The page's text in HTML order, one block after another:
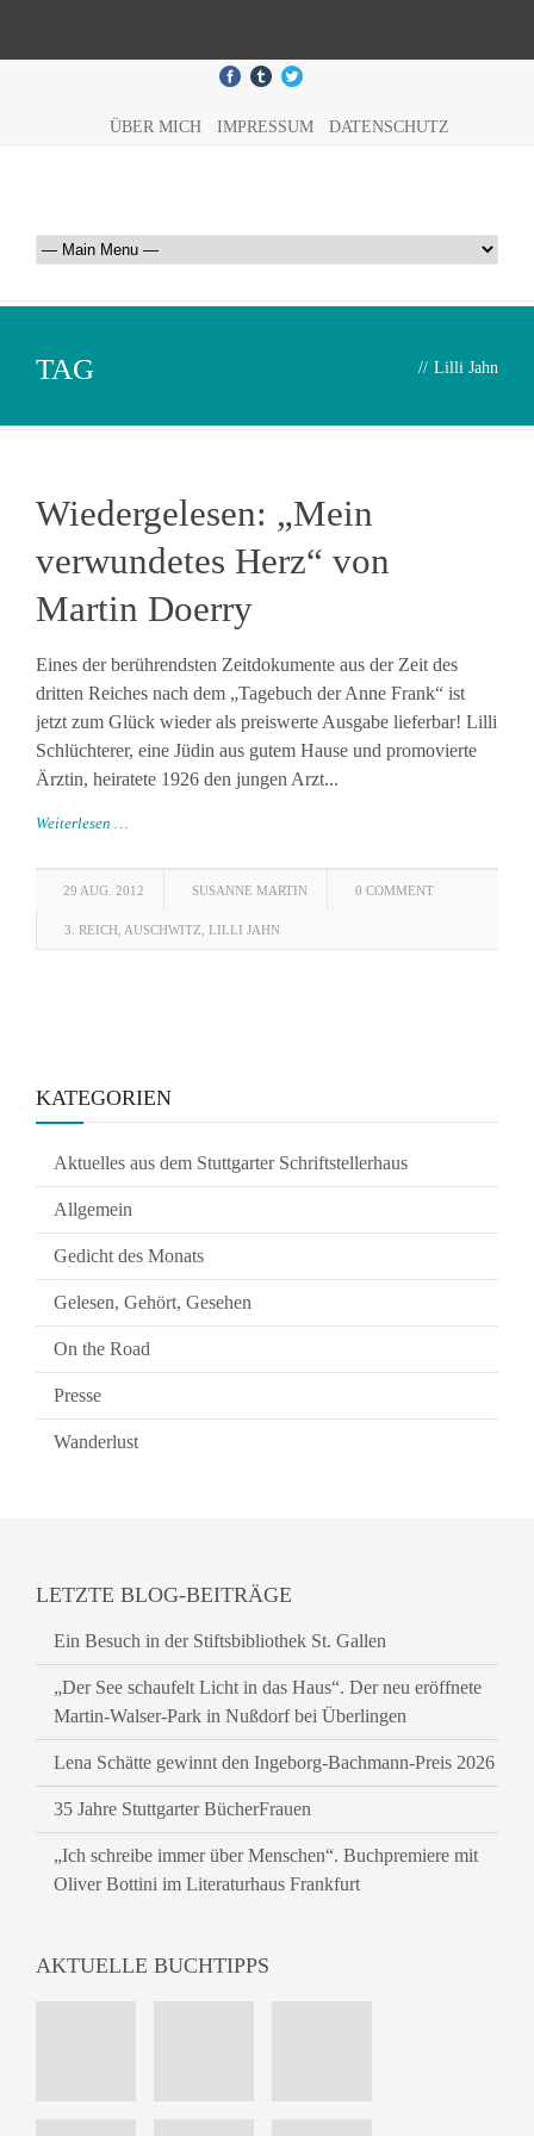
ÜBER MICH IMPRESSUM DATENSCHUTZ
TAG // Lilli Jahn
Wiedergelesen: „Mein
verwundetes Herz“ von
Martin Doerry
Eines der berührendsten Zeitdokumente aus der Zeit des
dritten Reiches nach dem „Tagebuch der Anne Frank“ ist
jetzt zum Glück wieder als preiswerte Ausgabe lieferbar! Lilli
Schlüchterer, eine Jüdin aus gutem Hause und promovierte
Ärztin, heiratete 1926 den jungen Arzt...
Weiterlesen …
29 AUG. 2012 SUSANNE MARTIN 0 COMMENT
3. REICH AUSCHWITZ LILLI JAHN
KATEGORIEN
Aktuelles aus dem Stuttgarter Schriftstellerhaus
Allgemein
Gedicht des Monats
Gelesen, Gehört, Gesehen
On the Road
Presse
Wanderlust
LETZTE BLOG-BEITRÄGE
Ein Besuch in der Stiftsbibliothek St. Gallen
„Der See schaufelt Licht in das Haus“. Der neu eröffnete
Martin-Walser-Park in Nußdorf bei Überlingen
Lena Schätte gewinnt den Ingeborg-Bachmann-Preis 2026
35 Jahre Stuttgarter BücherFrauen
„Ich schreibe immer über Menschen“. Buchpremiere mit
Oliver Bottini im Literaturhaus Frankfurt
AKTUELLE BUCHTIPPS